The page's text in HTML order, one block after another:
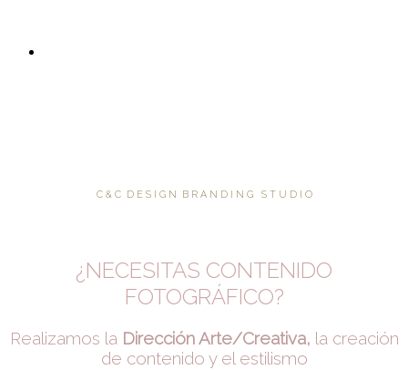
C & C D E S I G N B R A N D I N G S T U D I O
¿NECESITAS CONTENIDO
FOTOGRÁFICO?
Realizamos la Dirección Arte/Creativa, la creación
de contenido y el estilismo